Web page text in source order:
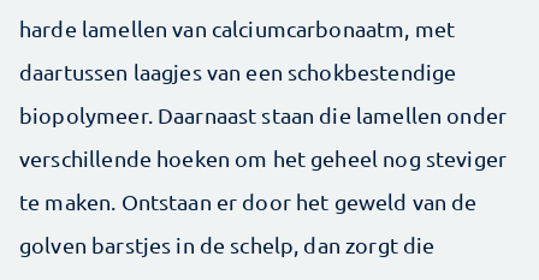
harde lamellen van calciumcarbonaatm, met
daartussen laagjes van een schokbestendige
biopolymeer. Daarnaast staan die lamellen onder
verschillende hoeken om het geheel nog steviger
te maken. Ontstaan er door het geweld van de
golven barstjes in de schelp, dan zorgt die